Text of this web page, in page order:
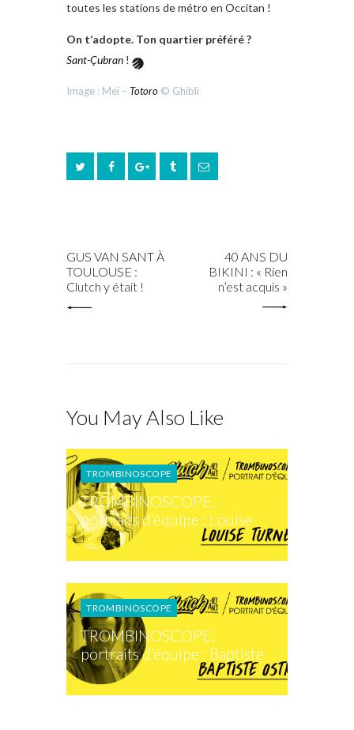
toutes les stations de métro en Occitan !
On t’adopte. Ton quartier préféré ?
Sant-Çubran !
Image : Meï – Totoro © Ghibli
GUS VAN SANT À
TOULOUSE :
Clutch y était !
40 ANS DU
BIKINI : « Rien
n’est acquis »
You May Also Like
TROMBINOSCOPE
TROMBINOSCOPE,
portraits d’équipe : Louise
TROMBINOSCOPE
TROMBINOSCOPE,
portraits d’équipe : Baptiste